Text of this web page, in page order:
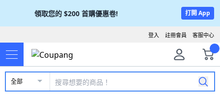
領取您的 $200 首購優惠卷! 打開 App
客服中心
註冊會員
登入
全部